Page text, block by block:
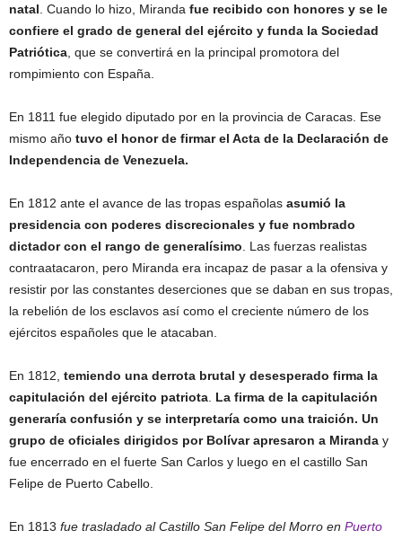
natal . Cuando lo hizo, Miranda fue recibido con honores y se le
confiere el grado de general del ejército y funda la Sociedad
Patriótica , que se convertirá en la principal promotora del
rompimiento con España.
En 1811 fue elegido diputado por en la provincia de Caracas. Ese
mismo año tuvo el honor de firmar el Acta de la Declaración de
Independencia de Venezuela.
En 1812 ante el avance de las tropas españolas asumió la
presidencia con poderes discrecionales y fue nombrado
dictador con el rango de generalísimo . Las fuerzas realistas
contraatacaron, pero Miranda era incapaz de pasar a la ofensiva y
resistir por las constantes deserciones que se daban en sus tropas,
la rebelión de los esclavos así como el creciente número de los
ejércitos españoles que le atacaban.
En 1812, temiendo una derrota brutal y desesperado firma la
capitulación del ejército patriota La firma de la capitulación
generaría confusión y se interpretaría como una traición. Un
grupo de oficiales dirigidos por Bolívar apresaron a Miranda y
fue encerrado en el fuerte San Carlos y luego en el castillo San
Felipe de Puerto Cabello.
En 1813 fue trasladado al Castillo San Felipe del Morro en Puerto